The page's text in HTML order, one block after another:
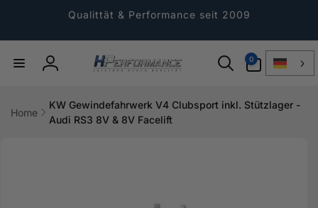
Qualittät & Performance seit 2009
Einloggen
0
Artikel
Home
KW Gewindefahrwerk V4 Clubsport inkl. Stützlager -
Audi RS3 8V & 8V Facelift